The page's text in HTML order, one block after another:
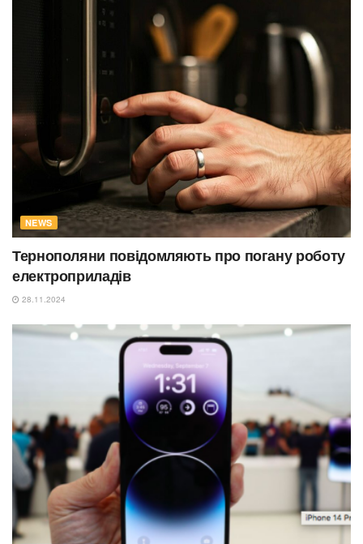
NEWS
Тернополяни повідомляють про погану роботу
електроприладів
28.11.2024